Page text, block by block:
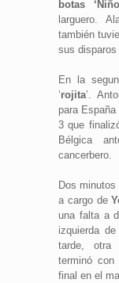
botas
larguero.
también
sus disparos
En la
‘rojita’.
para
3 que
Bélgica
cancerbero.
Dos
a cargo de
una falta a
izquierda
tarde, otra
terminó
final en el